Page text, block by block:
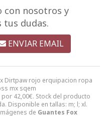
Dirtpaw rojo erquipacion ropa
mx sqem
por 42,00€. Stock del producto
Disponible en tallas: m; l; xl.
de Guantes Fox
con nosotros y
tus dudas.
ENVIAR EMAIL